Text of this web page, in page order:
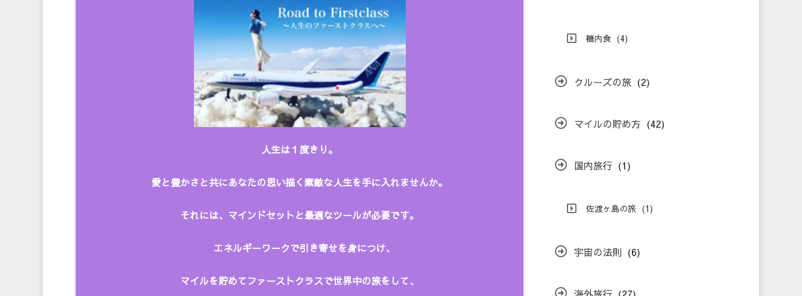
人生は１度きり。
愛と豊かさと共にあなたの思い描く素敵な人生を手に入れませんか。
それには、マインドセットと最適なツールが必要です。
エネルギーワークで引き寄せを身につけ、
マイルを貯めてファーストクラスで世界中の旅をして、
機内食 (4)
クルーズの旅 (2)
マイルの貯め方 (42)
国内旅行 (1)
佐渡ヶ島の旅 (1)
宇宙の法則 (6)